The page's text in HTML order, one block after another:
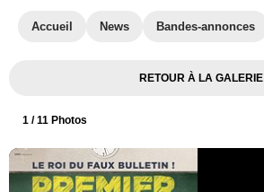
Accueil News Bandes-annonces
RETOUR À LA GALERIE
1 / 11 Photos